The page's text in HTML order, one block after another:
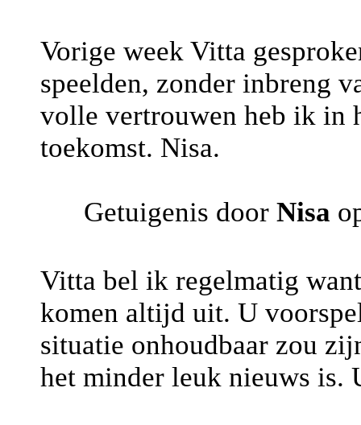
Vorige week Vitta
speelden, zonder inbreng
volle vertrouwen heb ik in
toekomst. Nisa.
Getuigenis door Nisa
Vitta bel ik regelmatig
komen altijd uit. U
situatie onhoudbaar zou
het minder leuk nieuws is.